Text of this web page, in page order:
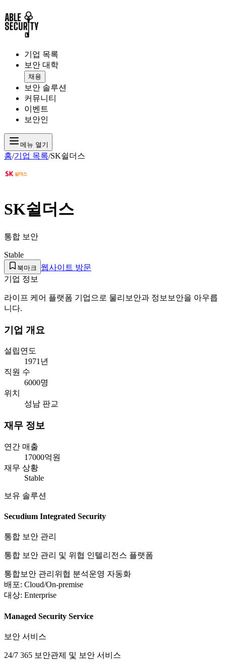
기업 목록
보안 대학
채용
보안 솔루션
커뮤니티
이벤트
보안인
메뉴 열기
홈/기업 목록/SK쉴더스
SK쉴더스
통합 보안
Stable
북마크
웹사이트 방문
기업 정보
라이프 케어 플랫폼 기업으로 물리보안과 정보보안을 아우릅
니다.
기업 개요
설립연도
1971년
직원 수
6000명
위치
성남 판교
재무 정보
연간 매출
17000억원
재무 상황
Stable
보유 솔루션
Secudium Integrated Security
통합 보안 관리
통합 보안 관리 및 위협 인텔리전스 플랫폼
통합보안 관리 위협 분석운영 자동화
배포: Cloud/On-premise
대상: Enterprise
Managed Security Service
보안 서비스
24/7 365 보안관제 및 보안 서비스